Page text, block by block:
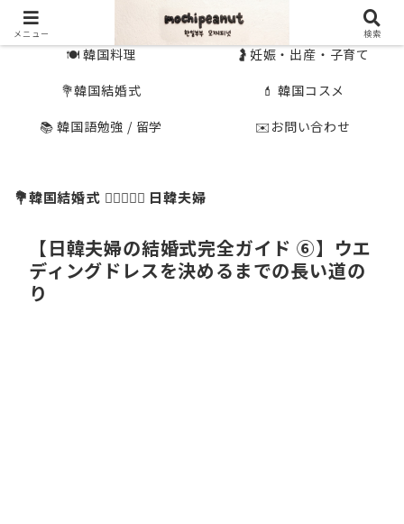
🍽 韓国料理
🤰妊娠・出産・子育て
💐韓国結婚式
💄 韓国コスメ
📚 韓国語勉強 / 留学
✉️お問い合わせ
💐韓国結婚式 👩🏻‍❤️‍👨🏻 日韓夫婦
【日韓夫婦の結婚式完全ガイド ⑥】ウエ
ディングドレスを決めるまでの長い道の
り
メニュー 検索